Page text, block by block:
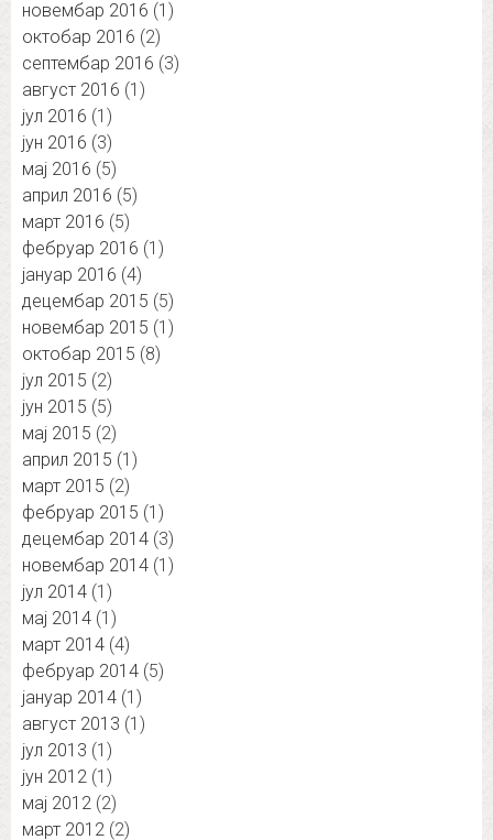
новембар 2016 (1)
октобар 2016 (2)
септембар 2016 (3)
август 2016 (1)
јул 2016 (1)
јун 2016 (3)
мај 2016 (5)
април 2016 (5)
март 2016 (5)
фебруар 2016 (1)
јануар 2016 (4)
децембар 2015 (5)
новембар 2015 (1)
октобар 2015 (8)
јул 2015 (2)
јун 2015 (5)
мај 2015 (2)
април 2015 (1)
март 2015 (2)
фебруар 2015 (1)
децембар 2014 (3)
новембар 2014 (1)
јул 2014 (1)
мај 2014 (1)
март 2014 (4)
фебруар 2014 (5)
јануар 2014 (1)
август 2013 (1)
јул 2013 (1)
јун 2012 (1)
мај 2012 (2)
март 2012 (2)